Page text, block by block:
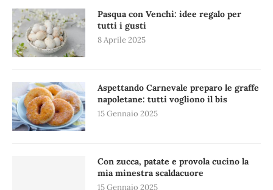
Pasqua con Venchi: idee regalo per
tutti i gusti
8 Aprile 2025
Aspettando Carnevale preparo le graffe
napoletane: tutti vogliono il bis
15 Gennaio 2025
Con zucca, patate e provola cucino la
mia minestra scaldacuore
15 Gennaio 2025